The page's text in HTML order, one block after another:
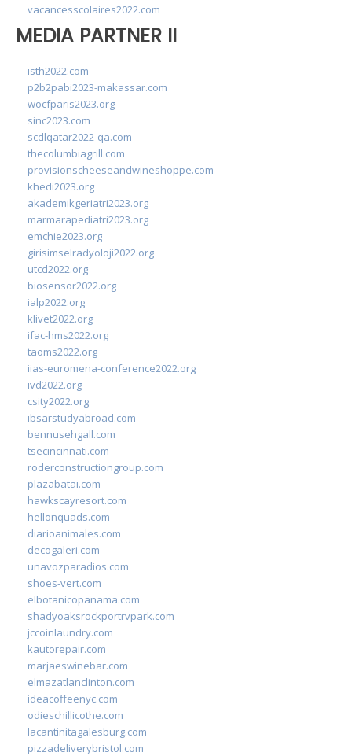
vacancesscolaires2022.com
MEDIA PARTNER II
isth2022.com
p2b2pabi2023-makassar.com
wocfparis2023.org
sinc2023.com
scdlqatar2022-qa.com
thecolumbiagrill.com
provisionscheeseandwineshoppe.com
khedi2023.org
akademikgeriatri2023.org
marmarapediatri2023.org
emchie2023.org
girisimselradyoloji2022.org
utcd2022.org
biosensor2022.org
ialp2022.org
klivet2022.org
ifac-hms2022.org
taoms2022.org
iias-euromena-conference2022.org
ivd2022.org
csity2022.org
ibsarstudyabroad.com
bennusehgall.com
tsecincinnati.com
roderconstructiongroup.com
plazabatai.com
hawkscayresort.com
hellonquads.com
diarioanimales.com
decogaleri.com
unavozparadios.com
shoes-vert.com
elbotanicopanama.com
shadyoaksrockportrvpark.com
jccoinlaundry.com
kautorepair.com
marjaeswinebar.com
elmazatlanclinton.com
ideacoffeenyc.com
odieschillicothe.com
lacantinitagalesburg.com
pizzadeliverybristol.com